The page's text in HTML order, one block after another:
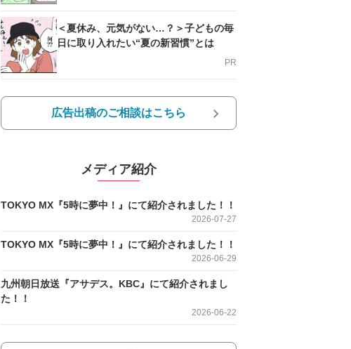
＜夏休み、元気がない…？＞子どもの毎
日に取り入れたい“夏の新習慣”とは
PR
広告出稿のご相談はこちら
メディア紹介
TOKYO MX『5時に夢中！』にて紹介されました！！
2026-07-27
TOKYO MX『5時に夢中！』にて紹介されました！！
2026-06-29
九州朝日放送『アサデス。KBC』にて紹介されまし
た！！
2026-06-22